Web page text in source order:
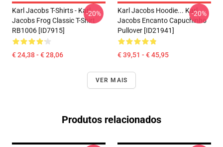
Karl Jacobs T-Shirts - Karl
Jacobs Frog Classic T-Shirt
RB1006 [ID7915]
€ 24,38 - € 28,06
-20%
Karl Jacobs Hoodie... Karl
Jacobs Encanto Capuchinho
Pullover [ID21941]
€ 39,51 - € 45,95
-20%
VER MAIS
Produtos relacionados